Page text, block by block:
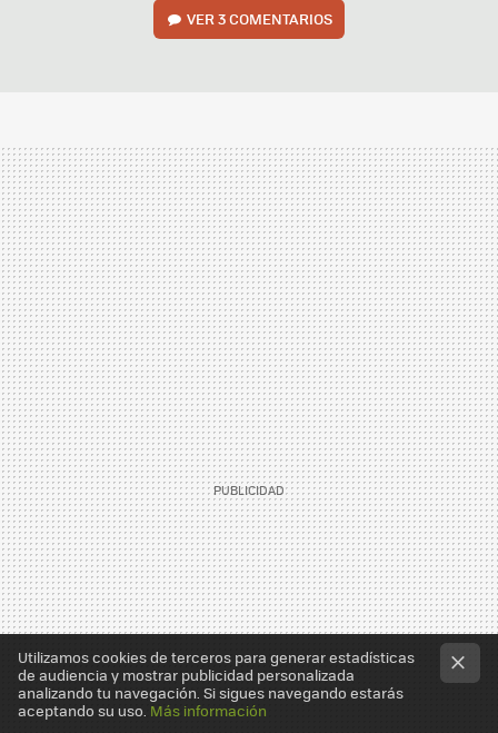
VER3 COMENTARIOS
Utilizamos cookies de terceros para generar estadísticas
de audiencia y mostrar publicidad personalizada
analizando tu navegación. Si sigues navegando estarás
aceptando su uso. Más información